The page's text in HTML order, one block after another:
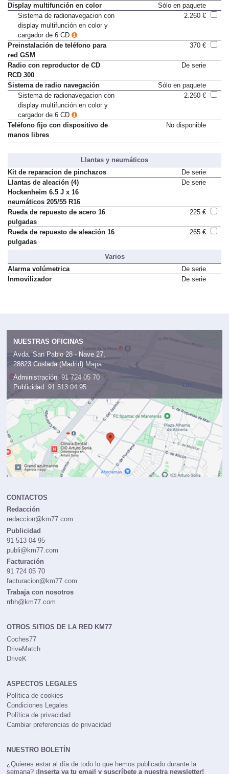
Display multifunción en color
Sólo en paquete
Sistema de radionavegacion con
display multifunción en color y
cargador de 6 CD
2.260 €
Preinstalación de teléfono para
red GSM
370 €
Radio con reproductor de CD
RCD 300
De serie
Sistema de radio navegación
Sólo en paquete
Sistema de radionavegacion con
display multifunción en color y
cargador de 6 CD
2.260 €
Teléfono fijo con dispositivo de
manos libres
No disponible
Llantas y neumáticos
Kit de reparacion de pinchazos
De serie
Llantas de aleación (4)
Hockenheim 6.5 J x 16
neumáticos 205/55 R16
De serie
Rueda de repuesto de acero 16
pulgadas
225 €
Rueda de repuesto de aleación 16
pulgadas
265 €
Varios
Alarma volúmetrica
De serie
Inmovilizador
De serie
NUESTRAS OFICINAS
Avda. San Pablo 28 - Nave 27,
28823 Coslada (Madrid) Mapa
Administración: 91 724 05 70
Publicidad: 91 513 04 95
CONTACTOS
Redacción
redaccion@km77.com
Publicidad
91 513 04 95
publi@km77.com
Facturación
91 724 05 70
facturacion@km77.com
Trabaja con nosotros
rrhh@km77.com
OTROS SITIOS DE LA RED KM77
Coches77
DriveMatch
DriveK
ASPECTOS LEGALES
Política de cookies
Condiciones Legales
Política de privacidad
Cambiar preferencias de privacidad
NUESTRO BOLETÍN
¿Quieres estar al día de todo lo que hemos publicado durante la
semana? ¡Inserta ya tu email y suscríbete a nuestra newsletter!